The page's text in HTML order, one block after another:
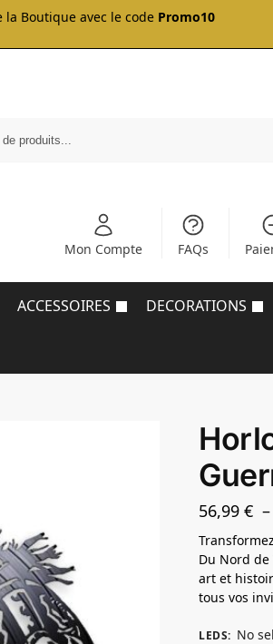
la Boutique avec le code Promo10
Mon Compte FAQs
ACCESSOIRES DECORATIONS
56,99€ –
Du Nord
art et
tous vos
LEDS: No